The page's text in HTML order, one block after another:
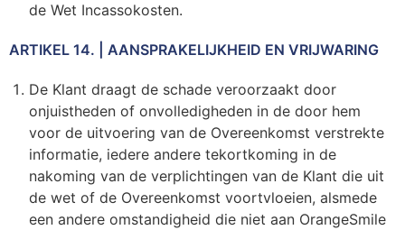
de Wet Incassokosten.
ARTIKEL 14. | AANSPRAKELIJKHEID EN VRIJWARING
De Klant draagt de schade veroorzaakt door
onjuistheden of onvolledigheden in de door hem
voor de uitvoering van de Overeenkomst verstrekte
informatie, iedere andere tekortkoming in de
nakoming van de verplichtingen van de Klant die uit
de wet of de Overeenkomst voortvloeien, alsmede
een andere omstandigheid die niet aan OrangeSmile